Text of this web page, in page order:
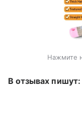
Нажмите
В отзывах пишут: